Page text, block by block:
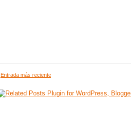
Entrada más reciente